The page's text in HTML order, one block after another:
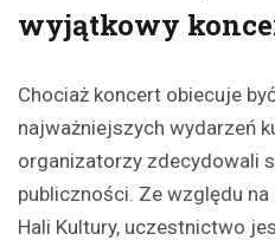
wyjątkowy
Chociaż koncert obiecuje
najważniejszych wydarzeń
organizatorzy zdecydowali
publiczności. Ze względu
Hali Kultury, uczestnictwo